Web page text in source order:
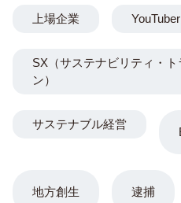
地方創生 逮捕
上場企業 YouTuber
SX（サステナビリティ・
ン）
サステナブル経営